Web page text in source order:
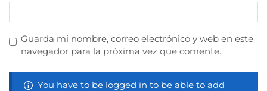
Guarda mi nombre, correo electrónico y web en este
navegador para la próxima vez que comente.
You have to be logged in to be able to add